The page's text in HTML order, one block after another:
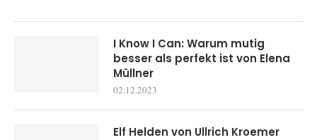
I Know I Can: Warum mutig
besser als perfekt ist von Elena
Müllner
02.12.2023
Elf Helden von Ullrich Kroemer